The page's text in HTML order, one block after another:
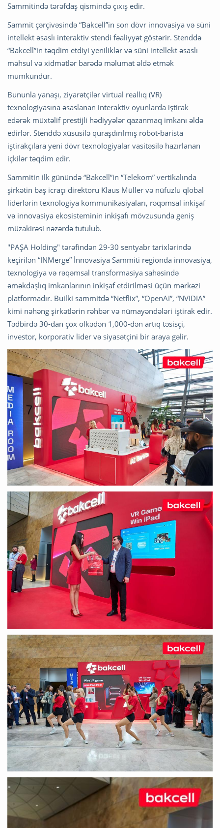
Sammitində tərəfdaş qismində çıxış edir.
Sammit çərçivəsində “Bakcell”in son dövr innovasiya və süni
intellekt əsaslı interaktiv stendi fəaliyyət göstərir. Stenddə
“Bakcell”in təqdim etdiyi yeniliklər və süni intellekt əsaslı
məhsul və xidmətlər barədə məlumat əldə etmək
mümkündür.
Bununla yanaşı, ziyarətçilər virtual reallıq (VR)
texnologiyasına əsaslanan interaktiv oyunlarda iştirak
edərək müxtəlif prestijli hədiyyələr qazanmaq imkanı əldə
edirlər. Stenddə xüsusilə quraşdırılmış robot-barista
iştirakçılara yeni dövr texnologiyalar vasitəsilə hazırlanan
içkilər təqdim edir.
Sammitin ilk günündə “Bakcell”in “Telekom” vertikalında
şirkətin baş icraçı direktoru Klaus Müller və nüfuzlu qlobal
liderlərin texnologiya kommunikasiyaları, rəqəmsal inkişaf
və innovasiya ekosisteminin inkişafı mövzusunda geniş
müzakirəsi nəzərdə tutulub.
"PAŞA Holding" tərəfindən 29-30 sentyabr tarixlərində
keçirilən “INMerge” İnnovasiya Sammiti regionda innovasiya,
texnologiya və rəqəmsal transformasiya sahəsində
əməkdaşlıq imkanlarının inkişaf etdirilməsi üçün mərkəzi
platformadır. Builki sammitdə “Netflix”, “OpenAI”, “NVIDIA”
kimi nəhəng şirkətlərin rəhbər və nümayəndələri iştirak edir.
Tədbirdə 30-dan çox ölkədən 1,000-dən artıq təsisçi,
investor, korporativ lider və siyasətçini bir araya gəlir.